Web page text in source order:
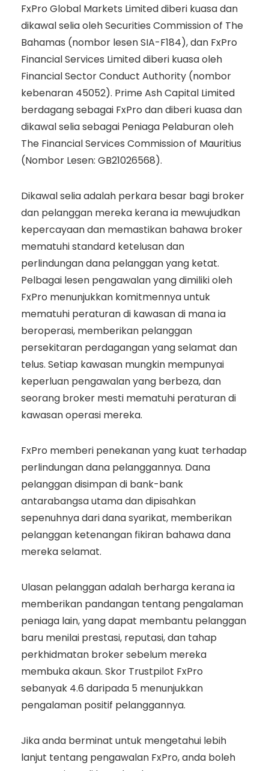
FxPro Global Markets Limited diberi kuasa dan
dikawal selia oleh Securities Commission of The
Bahamas (nombor lesen SIA-F184), dan FxPro
Financial Services Limited diberi kuasa oleh
Financial Sector Conduct Authority (nombor
kebenaran 45052). Prime Ash Capital Limited
berdagang sebagai FxPro dan diberi kuasa dan
dikawal selia sebagai Peniaga Pelaburan oleh
The Financial Services Commission of Mauritius
(Nombor Lesen: GB21026568).
Dikawal selia adalah perkara besar bagi broker
dan pelanggan mereka kerana ia mewujudkan
kepercayaan dan memastikan bahawa broker
mematuhi standard ketelusan dan
perlindungan dana pelanggan yang ketat.
Pelbagai lesen pengawalan yang dimiliki oleh
FxPro menunjukkan komitmennya untuk
mematuhi peraturan di kawasan di mana ia
beroperasi, memberikan pelanggan
persekitaran perdagangan yang selamat dan
telus. Setiap kawasan mungkin mempunyai
keperluan pengawalan yang berbeza, dan
seorang broker mesti mematuhi peraturan di
kawasan operasi mereka.
FxPro memberi penekanan yang kuat terhadap
perlindungan dana pelanggannya. Dana
pelanggan disimpan di bank-bank
antarabangsa utama dan dipisahkan
sepenuhnya dari dana syarikat, memberikan
pelanggan ketenangan fikiran bahawa dana
mereka selamat.
Ulasan pelanggan adalah berharga kerana ia
memberikan pandangan tentang pengalaman
peniaga lain, yang dapat membantu pelanggan
baru menilai prestasi, reputasi, dan tahap
perkhidmatan broker sebelum mereka
membuka akaun. Skor Trustpilot FxPro
sebanyak 4.6 daripada 5 menunjukkan
pengalaman positif pelanggannya.
Jika anda berminat untuk mengetahui lebih
lanjut tentang pengawalan FxPro, anda boleh